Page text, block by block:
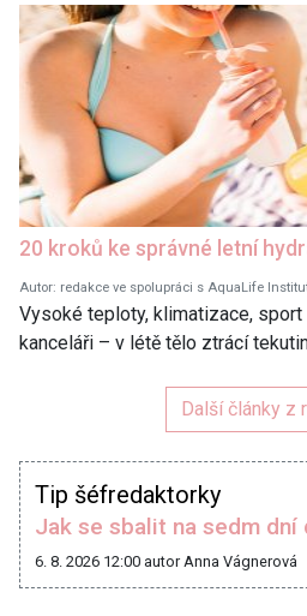
20 kroků ke správné letní
Autor: redakce ve spolupráci s AquaLife
Vysoké teploty, klimatizace, sport
kanceláři – v létě tělo ztrácí
Další články z
Tip šéfredaktorky
Jak se sbalit na sedm dní
6. 8. 2026 12:00 autor Anna Vágnerová